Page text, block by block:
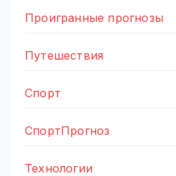
Проигранные прогнозы
Путешествия
Спорт
СпортПрогноз
Технологии